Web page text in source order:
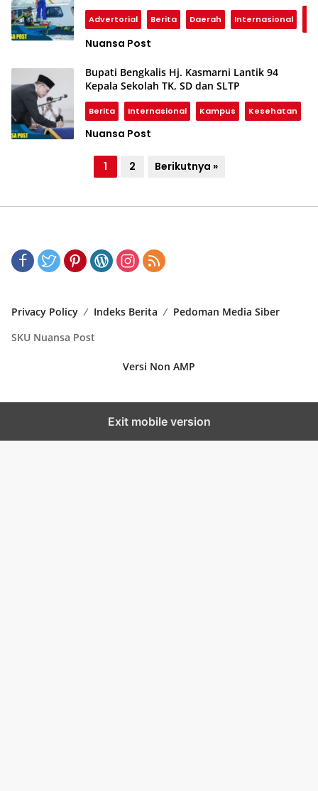
Advertorial Berita Daerah Internasional
Nuansa Post
Bupati Bengkalis Hj. Kasmarni Lantik 94
Kepala Sekolah TK, SD dan SLTP
Berita Internasional Kampus Kesehatan
Nuansa Post
g
n
a
i
p
1 2 Berikutnya »
Privacy Policy Indeks Berita
Pedoman Media Siber
SKU Nuansa Post
Versi Non AMP
Exit mobile version